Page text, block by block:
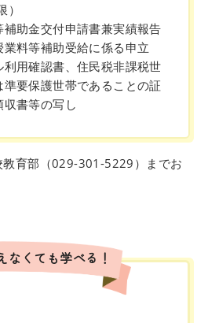
助金交付申請書兼実績報告
料等補助受給に係る申立
用確認書、住民税非課税世
要保護世帯であることの証
書等の写し
教育部（029-301-5229）までお
なくても学べる！